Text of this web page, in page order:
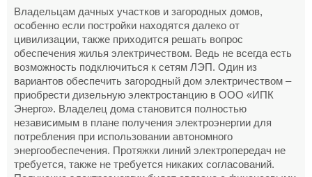
Владельцам дачных участков и загородных домов,
особенно если постройки находятся далеко от
цивилизации, также приходится решать вопрос
обеспечения жилья электричеством. Ведь не всегда есть
возможность подключиться к сетям ЛЭП. Один из
вариантов обеспечить загородный дом электричеством –
приобрести дизельную электростанцию в ООО «ИПК
Энерго». Владелец дома становится полностью
независимым в плане получения электроэнергии для
потребления при использовании автономного
энергообеспечения. Протяжки линий электропередач не
требуется, также не требуется никаких согласований.